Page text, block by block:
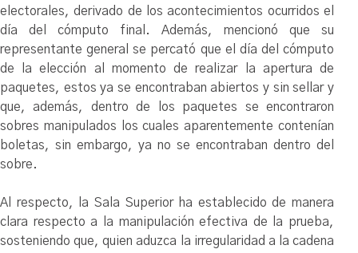
electorales, derivado de los acontecimientos ocurridos el
día del cómputo final. Además, mencionó que su
representante general se percató que el día del cómputo
de la elección al momento de realizar la apertura de
paquetes, estos ya se encontraban abiertos y sin sellar y
que, además, dentro de los paquetes se encontraron
sobres manipulados los cuales aparentemente contenían
boletas, sin embargo, ya no se encontraban dentro del
sobre.
Al respecto, la Sala Superior ha establecido de manera
clara respecto a la manipulación efectiva de la prueba,
sosteniendo que, quien aduzca la irregularidad a la cadena